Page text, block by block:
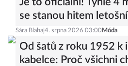
se stanou hitem
Sára Blahaj4. srpna 2026 03:00 Móda
Od šatů z roku 1952 k
kabelce: Proč všichni